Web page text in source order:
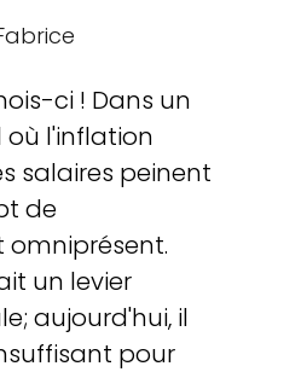
ci ! Dans un
l'inflation
salaires peinent
de
un levier
aujourd'hui, il
pour